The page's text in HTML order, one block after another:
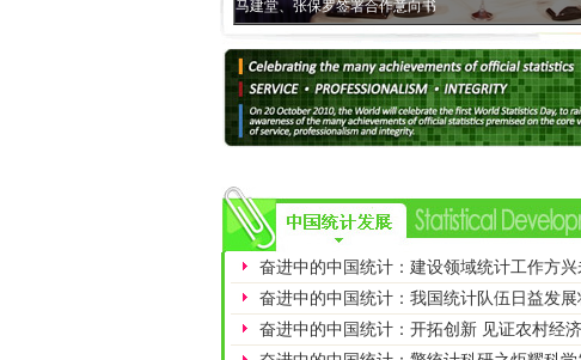
马建堂、张保罗签署合作意向书
奋进中的中国统计：建设领域统计工作方兴
奋进中的中国统计：我国统计队伍日益发展
奋进中的中国统计：开拓创新 见证农村经